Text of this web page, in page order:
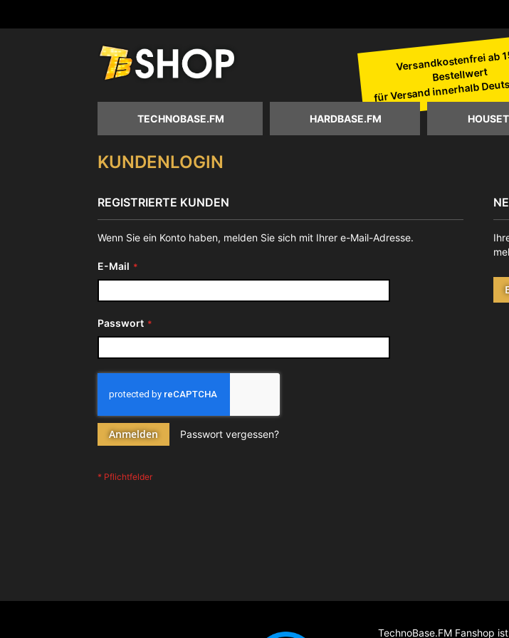
Inhalt
Versandkostenfrei ab
Bestellwert
für Versand innerhalb
TECHNOBASE.FM HARDBASE.FM
KUNDENLOGIN
REGISTRIERTE KUNDEN
Wenn Sie ein Konto haben, melden Sie sich mit Ihrer e-Mail-Adresse.
E-Mail
Passwort
Anmelden Passwort vergessen?
TechnoBase.FM Fanshop